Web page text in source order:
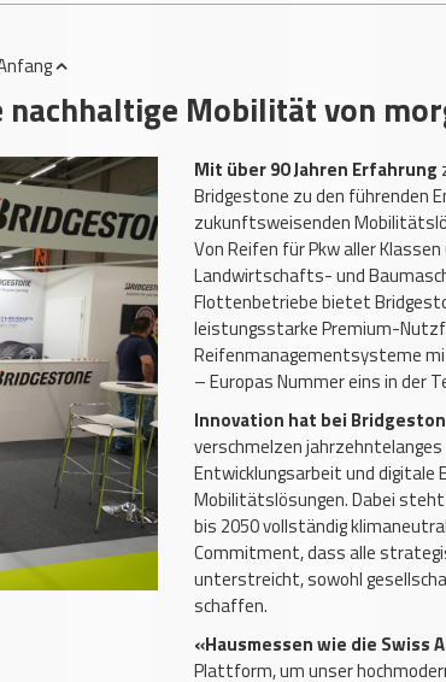
Mobilität von
Mit über 90 Jahren Erfahrung
Bridgestone zu den führenden
zukunftsweisenden
Von Reifen für Pkw aller
Landwirtschafts- und
Flottenbetriebe bietet
leistungsstarke Premium-
Reifenmanagementsysteme
– Europas Nummer eins in der
Innovation hat bei
verschmelzen
Entwicklungsarbeit und
Mobilitätslösungen. Dabei
bis 2050 vollständig
Commitment, dass alle
unterstreicht, sowohl
schaffen.
«Hausmessen wie die Swiss
Plattform, um unser